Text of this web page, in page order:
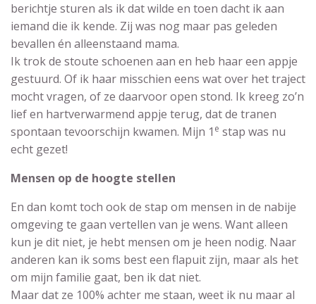
berichtje sturen als ik dat wilde en toen dacht ik aan
iemand die ik kende. Zij was nog maar pas geleden
bevallen én alleenstaand mama.
Ik trok de stoute schoenen aan en heb haar een appje
gestuurd. Of ik haar misschien eens wat over het traject
mocht vragen, of ze daarvoor open stond. Ik kreeg zo’n
lief en hartverwarmend appje terug, dat de tranen
spontaan tevoorschijn kwamen. Mijn 1 e stap was nu
echt gezet!
Mensen op de hoogte stellen
En dan komt toch ook de stap om mensen in de nabije
omgeving te gaan vertellen van je wens. Want alleen
kun je dit niet, je hebt mensen om je heen nodig. Naar
anderen kan ik soms best een flapuit zijn, maar als het
om mijn familie gaat, ben ik dat niet.
Maar dat ze 100% achter me staan, weet ik nu maar al